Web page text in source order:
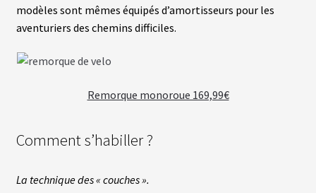
modèles sont mêmes équipés d’amortisseurs pour les
aventuriers des chemins difficiles.
Remorque monoroue 169,99€
Comment s’habiller ?
La technique des « couches ».